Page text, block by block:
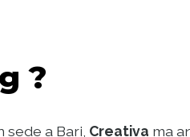
?
a Bari, Creativa ma